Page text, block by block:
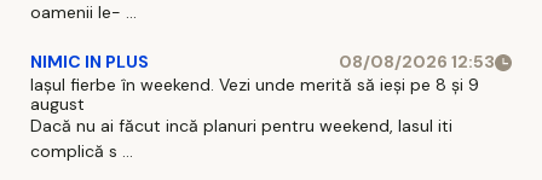
oamenii le- ...
NIMIC IN PLUS
08/08/2026 12:53
Iașul fierbe în weekend. Vezi unde merită să ieși pe 8 și 9
august
Dacă nu ai făcut incă planuri pentru weekend, Iasul iti
complică s ...